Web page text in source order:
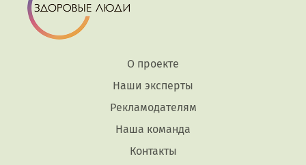
О проекте
Наши эксперты
Рекламодателям
Наша команда
Контакты